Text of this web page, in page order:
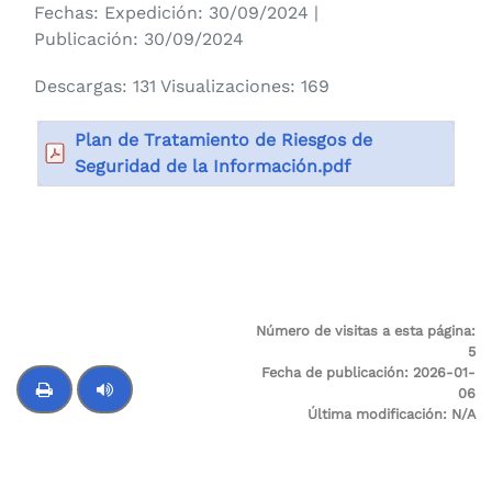
Fechas: Expedición: 30/09/2024 |
Publicación: 30/09/2024
Descargas: 131 Visualizaciones: 169
Plan de Tratamiento de Riesgos de
Seguridad de la Información.pdf
Número de visitas a esta página:
5
Fecha de publicación: 2026-01-
06
Última modificación: N/A